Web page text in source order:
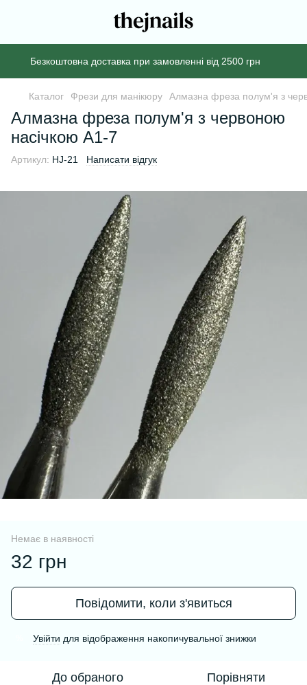
Безкоштовна доставка при замовленні від 2500 грн
Каталог Фрези для манікюру Алмазна фреза полум'я з
Алмазна фреза полум'я з червоною
насічкою А1-7
Артикул: HJ-21 Написати відгук
Немає в наявності
32 грн
Повідомити, коли з'явиться
Увійти для відображення накопичувальної знижки
До обраного Порівняти